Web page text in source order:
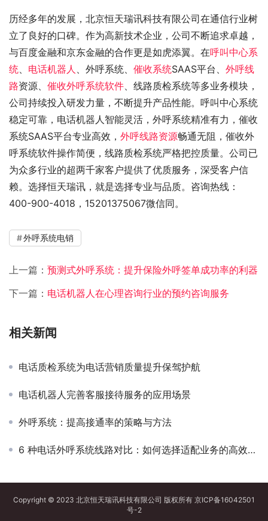
历经多年的发展，北京恒天瑞讯科技有限公司在通信行业树
立了良好的口碑。作为高新技术企业，公司不断追求卓越，
与百度金融和京东金融的合作更是如虎添翼。在呼叫中心系
统
电话机器人 、外呼系统、 催收系统SAAS平台、 外呼线
路资源、 催收外呼系统软件 、线路质检系统等多业务模块，
公司持续投入研发力量，不断提升产品性能。呼叫中心系统
稳定可靠，电话机器人智能灵活，外呼系统精准有力，催收
系统SAAS平台专业高效， 外呼线路资源畅通无阻，催收外
呼系统软件操作简便，线路质检系统严格把控质量。公司已
为众多行业的超两千家客户提供了优质服务，深受客户信
赖。选择恒天瑞讯，就是选择专业与品质。咨询热线：
400-900-4018，15201375067微信同。
外呼系统电销
上一篇： 预测式外呼系统：提升保险外呼签单成功率的利器
下一篇： 电话机器人在心理咨询行业的预约咨询服务
相关新闻
电话质检系统为电话营销质量提升保驾护航
电话机器人完善客服接待服务的应用场景
外呼系统：提高接通率的策略与方法
6 种电话外呼系统线路对比：如何选择适配业务的高效方案？
Copyright © 2023 北京恒天瑞讯科技有限公司 版权所有 京ICP备16042501
号-2